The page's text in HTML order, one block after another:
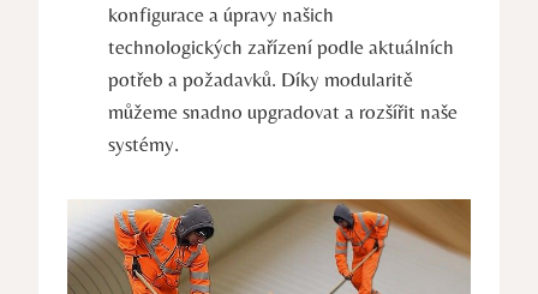
konfigurace a úpravy našich
technologických zařízení podle aktuálních
potřeb a požadavků. Díky modularitě
můžeme snadno upgradovat a rozšířit naše
systémy.